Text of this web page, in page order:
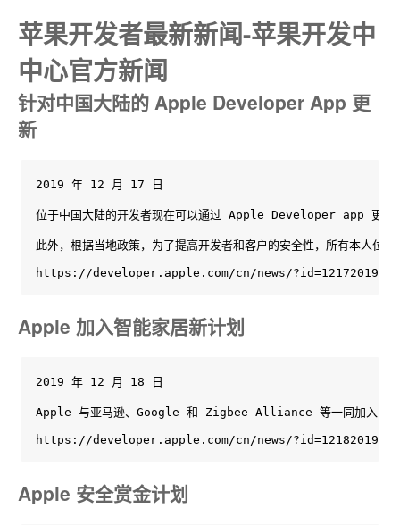
苹果开发者最新新闻-苹果开发中
中心官方新闻
针对中国大陆的 Apple Developer App 更
新
2019 年 12 月 17 日
位于中国大陆的开发者现在可以通过 Apple Developer app 更加
此外，根据当地政策，为了提高开发者和客户的安全性，所有本人
https://developer.apple.com/cn/news/?id=12172019b
Apple 加入智能家居新计划
2019 年 12 月 18 日
Apple 与亚马逊、Google 和 Zigbee Alliance 等一同加入了一项新
https://developer.apple.com/cn/news/?id=12182019a
Apple 安全赏金计划